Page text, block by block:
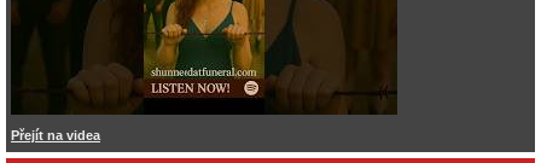
Přejít na videa